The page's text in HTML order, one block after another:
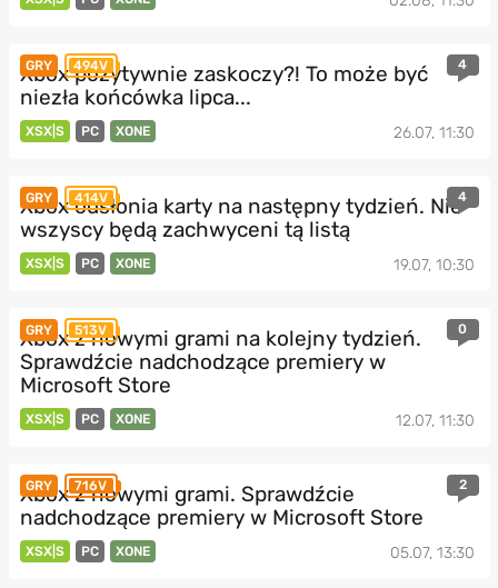
GRY 494V 4
Xbox pozytywnie zaskoczy?! To może być
niezła końcówka lipca...
XSX|S PC XONE 26.07, 11:30
GRY 414V 4
Xbox odsłonia karty na następny tydzień. Nie
wszyscy będą zachwyceni tą listą
XSX|S PC XONE 19.07, 10:30
GRY 513V 0
Xbox z nowymi grami na kolejny tydzień.
Sprawdźcie nadchodzące premiery w
Microsoft Store
XSX|S PC XONE 12.07, 11:30
GRY 716V 2
Xbox z nowymi grami. Sprawdźcie
nadchodzące premiery w Microsoft Store
XSX|S PC XONE 05.07, 13:30